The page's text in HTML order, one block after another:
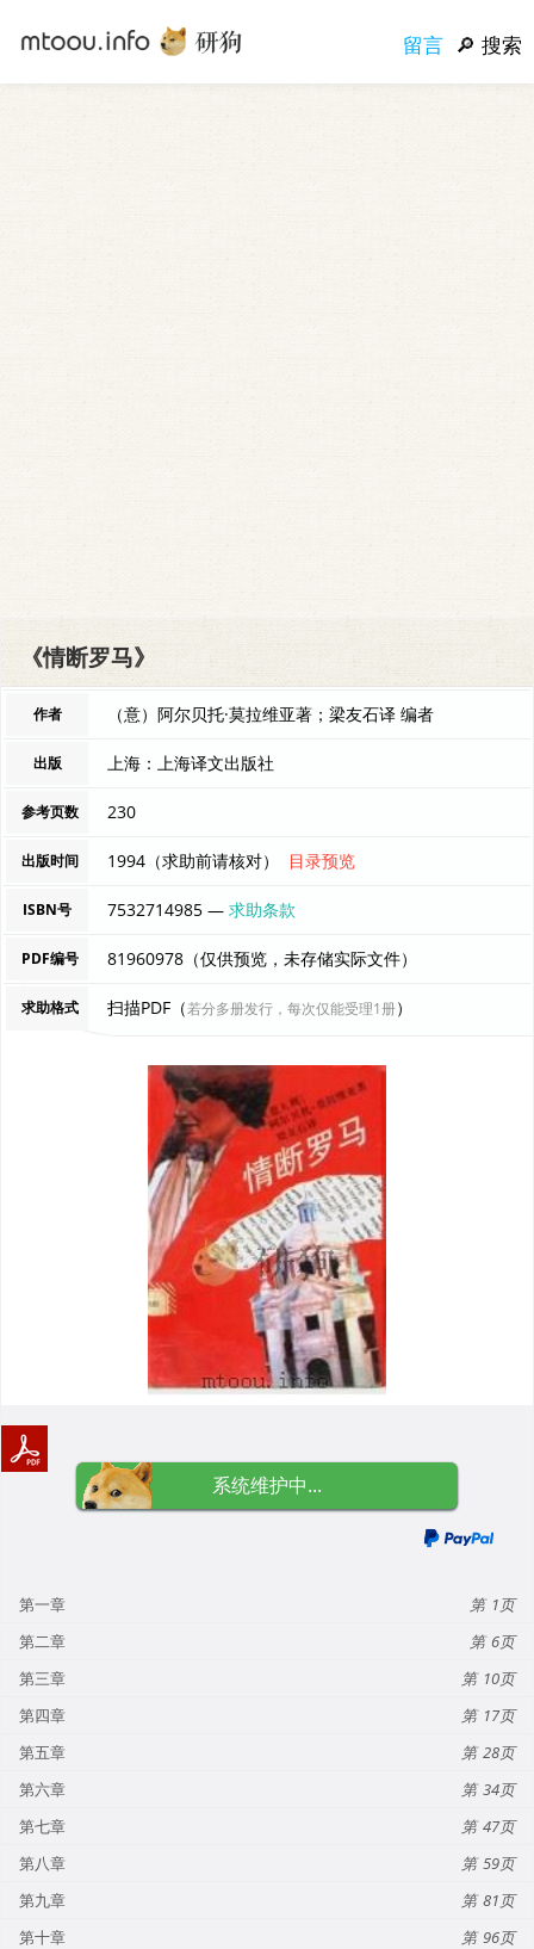
留言 搜索
《情断罗马》
作者 （意）阿尔贝托·莫拉维亚著；梁友石译 编者
出版 上海：上海译文出版社
参考页数 230
出版时间 1994（求助前请核对） 目录预览
ISBN号 7532714985 —求助条款
PDF编号 81960978（仅供预览，未存储实际文件）
求助格式 扫描PDF（若分多册发行，每次仅能受理1册）
系统维护中...
第一章
1
第二章
6
第三章
10
第四章
17
第五章
28
第六章
34
第七章
47
第八章
59
第九章
81
第十章
96